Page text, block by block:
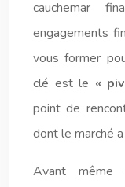
cauchemar
engagements
vous former
clé est le «
point de
dont le marché
Avant même